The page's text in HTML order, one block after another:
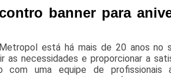
banner para
está há mais de 20 anos no
as necessidades e proporcionar a
uma equipe de profissionais